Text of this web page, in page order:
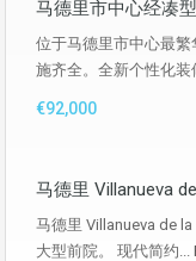
马德里市中心经凑
位于马德里市中心最
施齐全。全新个性化
€92,000
马德里 Villanueva
马德里 Villanueva de
大型前院。 现代简约...